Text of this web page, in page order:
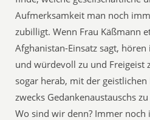
Aufmerksamkeit man noch
zubilligt. Wenn Frau Käßmann
Afghanistan-Einsatz sagt,
und würdevoll zu und Freigeist
sogar herab, mit der
zwecks Gedankenaustauschs
Wo sind wir denn? Immer